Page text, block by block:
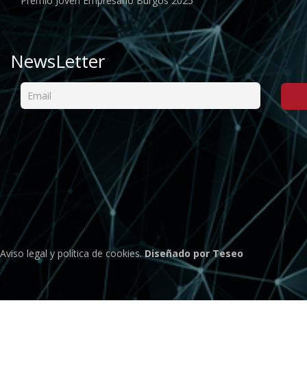
NewsLetter
Aviso legal y política de cookies.Diseñado por Teseo